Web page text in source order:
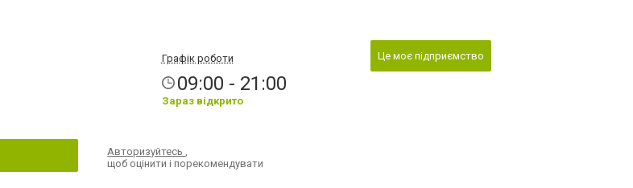
Графік роботи
09:00 - 21:00
Зараз відкрито
Авторизуйтесь,
щоб оцінити і порекомендувати
Це моє підприємство